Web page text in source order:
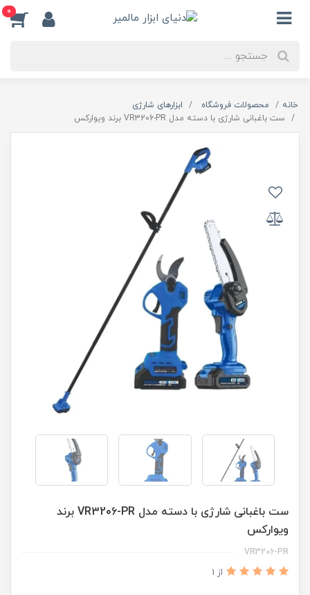
0
خانه محصولات فروشگاه
ابزارهای شارژی
ست باغبانی شارژی با دسته مدل VR3206-PR برند ویوارکس
ست باغبانی شارژی با دسته مدل VR3206-PR برند
ویوارکس
VR3206-PR
از 1